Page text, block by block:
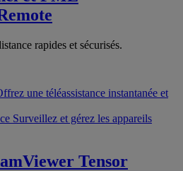
rapides et sécurisés.
une téléassistance instantanée et
Surveillez et gérez les appareils
Tensor